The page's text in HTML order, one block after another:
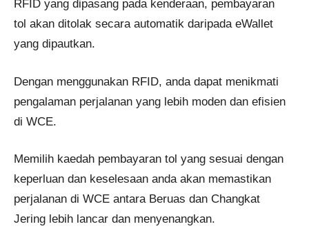
RFID yang dipasang pada kenderaan, pembayaran
tol akan ditolak secara automatik daripada eWallet
yang dipautkan.
Dengan menggunakan RFID, anda dapat menikmati
pengalaman perjalanan yang lebih moden dan efisien
di WCE.
Memilih kaedah pembayaran tol yang sesuai dengan
keperluan dan keselesaan anda akan memastikan
perjalanan di WCE antara Beruas dan Changkat
Jering lebih lancar dan menyenangkan.